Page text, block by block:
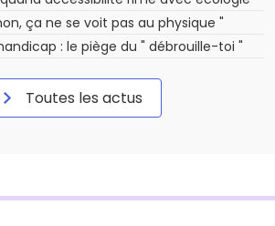
ça ne se voit pas au physique "
: le piège du " débrouille-toi "
Toutes les actus